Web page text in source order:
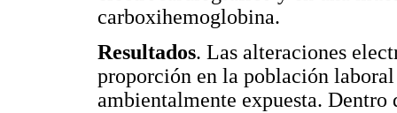
carboxihemoglobina.
Resultados. Las alteraciones
proporción en la población
ambientalmente expuesta. Dentro